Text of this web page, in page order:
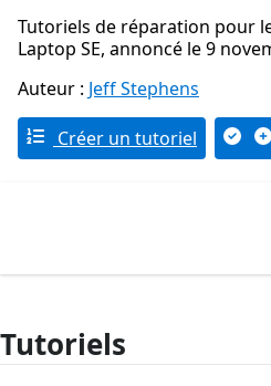
Tutoriels de réparation pour
Laptop SE, annoncé le 9
Auteur : Jeff Stephens
Créer un tutoriel
Tutoriels